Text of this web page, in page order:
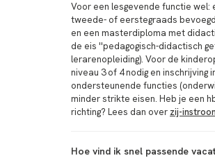
Voor een lesgevende functie
tweede- of eerstegraads
en een masterdiploma met
de eis ''pedagogisch-didactisch
lerarenopleiding). Voor de
niveau 3 of 4 nodig en inschrijving
ondersteunende functies
minder strikte eisen. Heb je een
richting? Lees dan over zij-
Hoe vind ik snel passende